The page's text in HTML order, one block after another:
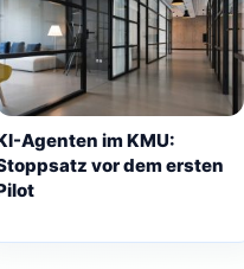
Agenten im KMU:
vor dem ersten